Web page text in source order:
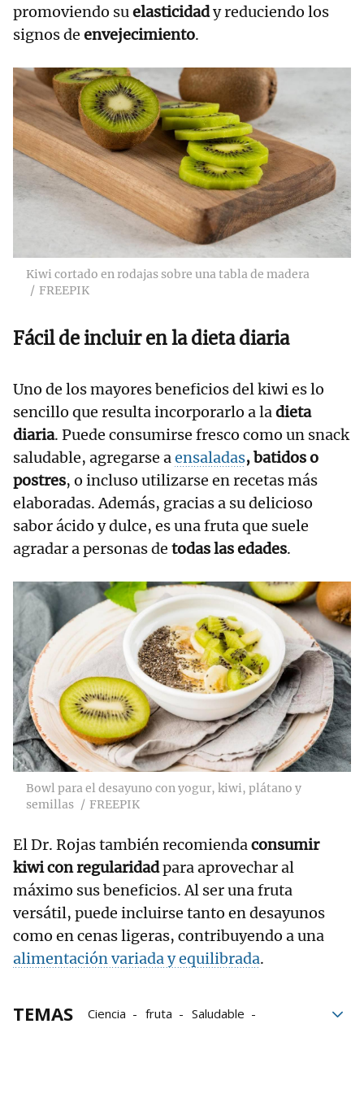
promoviendo suelasticidady reduciendo los
signos de envejecimiento.
Kiwi cortado en rodajas sobre una tabla de madera
FREEPIK
Fácil de incluir en la dieta diaria
Uno de los mayores beneficios del kiwi es lo
sencillo que resulta incorporarlo a ladieta
diaria. Puede consumirse fresco como un snack
saludable, agregarse aensaladas, batidos o
postres, o incluso utilizarse en recetas más
elaboradas. Además, gracias a su delicioso
sabor ácido y dulce, es una fruta que suele
agradar a personas de todas las edades.
Bowl para el desayuno con yogur, kiwi, plátano y
semillas
FREEPIK
El Dr. Rojas también recomiendaconsumir
kiwi con regularidadpara aprovechar al
máximo sus beneficios. Al ser una fruta
versátil, puede incluirse tanto en desayunos
como en cenas ligeras, contribuyendo a una
alimentación variada y equilibrada.
TEMAS Ciencia fruta
Saludable